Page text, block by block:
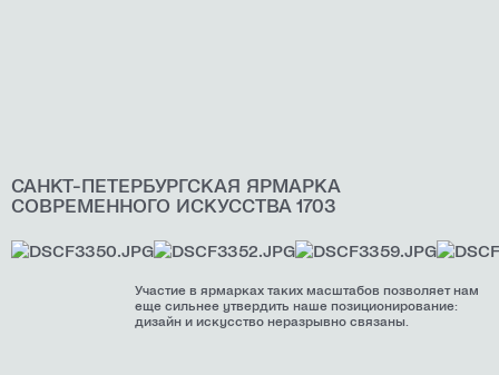
САНКТ-ПЕТЕРБУРГСКАЯ ЯРМАРКА
СОВРЕМЕННОГО ИСКУССТВА 1703
Участие в ярмарках таких масштабов позволяет нам
еще сильнее утвердить наше позиционирование:
дизайн и искусство неразрывно связаны.